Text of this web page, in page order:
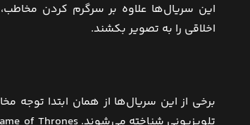
این سریال‌ها علاوه بر سرگرم کردن
اخلاقی را به تصویر بکشند.
برخی از این سریال‌ها از همان ابتدا